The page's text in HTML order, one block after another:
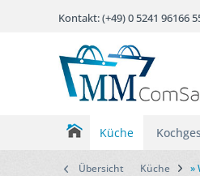
Kontakt: (+49) 0 5241
Küche
Übersicht Küche »